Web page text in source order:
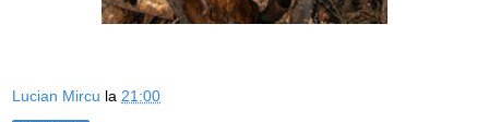
Lucian Mircu la 21:00